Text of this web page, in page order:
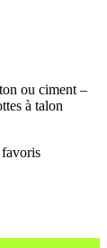
ou ciment –
à talon